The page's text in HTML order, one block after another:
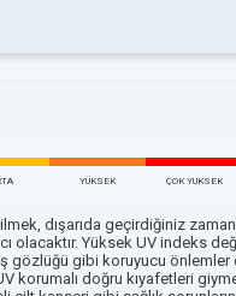
YÜKSEK ÇOK YUKSEK
dışarıda geçirdiğiniz
olacaktır. Yüksek UV indeks
gözlüğü gibi koruyucu önlemler
korumalı doğru kıyafetleri